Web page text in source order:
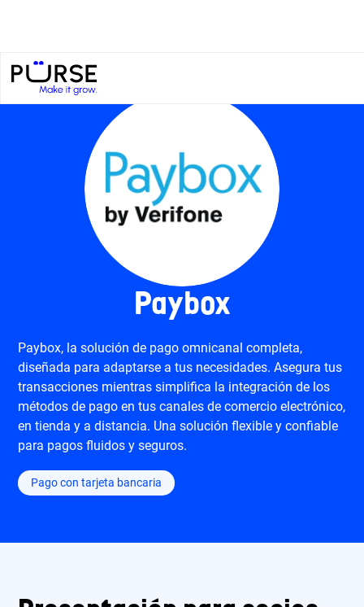
Paybox
Paybox, la solución de pago omnicanal completa,
diseñada para adaptarse a tus necesidades. Asegura tus
transacciones mientras simplifica la integración de los
métodos de pago en tus canales de comercio electrónico,
en tienda y a distancia. Una solución flexible y confiable
para pagos fluidos y seguros.
Pago con tarjeta bancaria